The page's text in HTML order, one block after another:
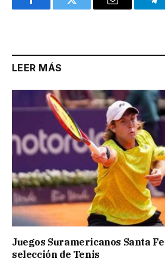
FacebookTwitter Email
LEER MÁS
Juegos Suramericanos Santa
selección de Tenis